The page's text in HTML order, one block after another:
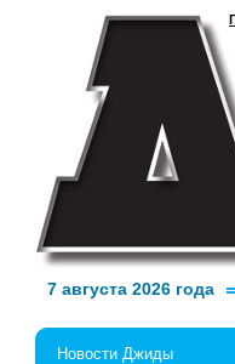
7 августа 2026 года
Новости Джиды